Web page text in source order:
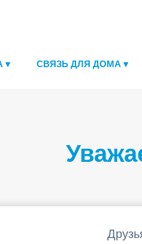
▾ СВЯЗЬ ДЛЯ ДОМА ▾